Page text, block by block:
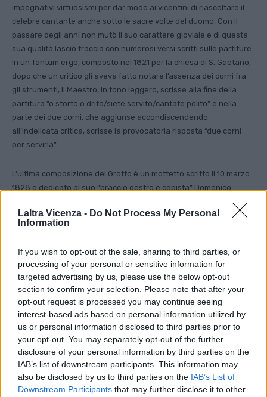
Laltra Vicenza - Do Not Process My Personal
Information
If you wish to opt-out of the sale, sharing to third parties, or
processing of your personal or sensitive information for
targeted advertising by us, please use the below opt-out
section to confirm your selection. Please note that after your
opt-out request is processed you may continue seeing
interest-based ads based on personal information utilized by
us or personal information disclosed to third parties prior to
your opt-out. You may separately opt-out of the further
disclosure of your personal information by third parties on the
IAB’s list of downstream participants. This information may
also be disclosed by us to third parties on the IAB’s List of
Downstream Participants that may further disclose it to other
impegnativi virtuosismi per dar modo ai vicentini di riascoltare il
celebre cantante anche sotto le sacre volte del duomo. Con il
passare degli anni non mutò il suo carattere gioviale e di questa
sua qualità lasciò traccia con numerosi versi scritti sulle partiture.
In un Tantum ergo, composto nel 1821 per la chiesa di S. Gaetano,
dopo che un critico gli aveva fatto notare l’assenza dei corni fra
gli strumenti, il Maestro, in tono leggero, scrisse alla fine della
partitura “o storto o drito/siete servito/cantate polito” e nella
parte dei due corni, che aggiunse accondiscendendo
all’indelicata critica, scrisse la provocatoria risposta “due corni
per servirla”.
L’ultima composizione del Grotto è un mottetto scritto il 10 marzo
1828 e dedicato al suo “braccio destro e copista” Domenico
Sbabo. Scrive con sottile ironia “D’anni settantacinque e mesi
sei/scriver mottetti!/ Ah: miserere mei!/Sbabo m’intende/ e il ver
comprende”. Morì il 20 gennaio 1831 e per le esequie fu ripresa la
critica il suo capolavoro. Ci auguriamo che questo nostro grande
e dimenticato Maestro venga riscoperto magari con l’esecuzione
di quel monumentale Dies irae, 50 minuti circa di musica: quasi la
durata di un intero concerto.
Vittorio Bolcato da Vicenza in Centro, n. 2 febbraio e n. 3
marzo anno 12
Facebook
https://www.facebook.com/associazioneVicenzaInCentro/